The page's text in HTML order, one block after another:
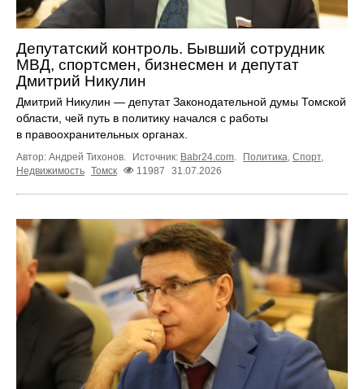
Депутатский контроль. Бывший сотрудник
МВД, спортсмен, бизнесмен и депутат
Дмитрий Никулин
Дмитрий Никулин — депутат Законодательной думы Томской
области, чей путь в политику начался с работы
в правоохранительных органах.
Автор: Андрей Тихонов. Источник: Babr24.com Политика Спорт,
Недвижимость Томск 11987 31.07.2026